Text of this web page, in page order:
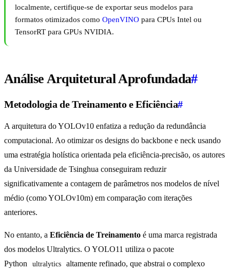
localmente, certifique-se de exportar seus modelos para
formatos otimizados como OpenVINO para CPUs Intel ou
TensorRT para GPUs NVIDIA.
Análise Arquitetural Aprofundada#
Metodologia de Treinamento e Eficiência#
A arquitetura do YOLOv10 enfatiza a redução da redundância
computacional. Ao otimizar os designs do backbone e neck usando
uma estratégia holística orientada pela eficiência-precisão, os autores
da Universidade de Tsinghua conseguiram reduzir
significativamente a contagem de parâmetros nos modelos de nível
médio (como YOLOv10m) em comparação com iterações
anteriores.
No entanto, a Eficiência de Treinamento é uma marca registrada
dos modelos Ultralytics. O YOLO11 utiliza o pacote
Python
ultralytics
altamente refinado, que abstrai o complexo